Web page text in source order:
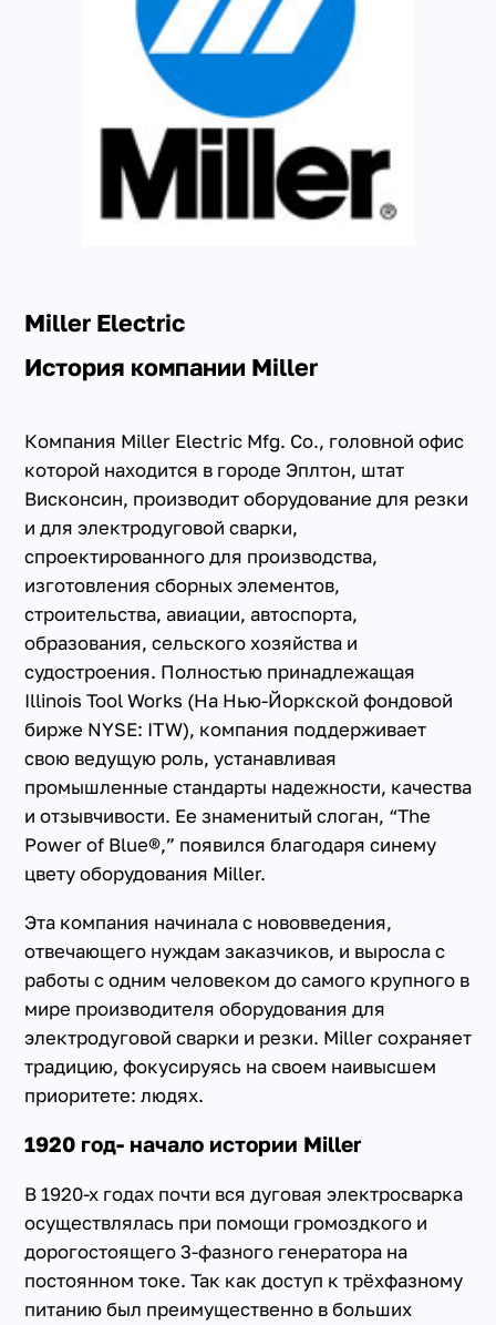
+7(351) 223-98-74
заказать звонок
Miller Electric
Компания Miller Electric Mfg. Co., головной офис
которой находится в городе Эплтон, штат
Висконсин, производит оборудование для резки
и для электродуговой сварки,
спроектированного для производства,
изготовления сборных элементов,
строительства, авиации, автоспорта,
образования, сельского хозяйства и
судостроения. Полностью принадлежащая
Illinois Tool Works (На Нью-Йоркской фондовой
бирже NYSE: ITW), компания поддерживает
свою ведущую роль, устанавливая
промышленные стандарты надежности, качества
и отзывчивости. Ее знаменитый слоган, “The
Power of Blue®,” появился благодаря синему
цвету оборудования Miller.
Эта компания начинала с нововведения,
отвечающего нуждам заказчиков, и выросла с
работы с одним человеком до самого крупного в
мире производителя оборудования для
электродуговой сварки и резки. Miller сохраняет
традицию, фокусируясь на своем наивысшем
приоритете: людях.
История компании Miller
1920 год- начало истории Miller
В 1920-х годах почти вся дуговая электросварка
осуществлялась при помощи громоздкого и
дорогостоящего 3-фазного генератора на
постоянном токе. Так как доступ к трёхфазному
питанию был преимущественно в больших